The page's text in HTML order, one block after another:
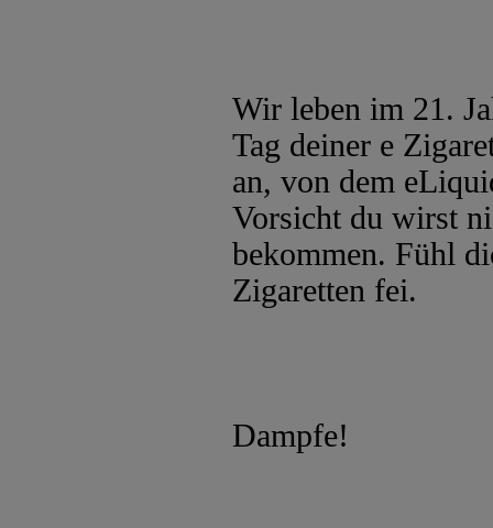
Wir leben im 21.
Tag deiner e
an, von dem
Vorsicht du wirst
bekommen. Fühl
Zigaretten fei.
Dampfe!